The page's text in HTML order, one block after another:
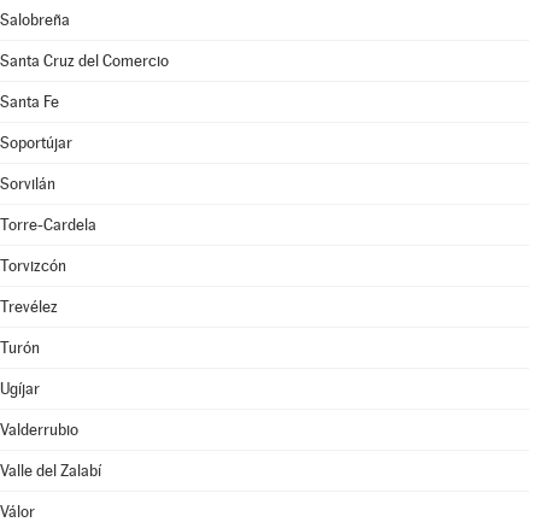
Salobreña
Santa Cruz del Comercio
Santa Fe
Soportújar
Sorvilán
Torre-Cardela
Torvizcón
Trevélez
Turón
Ugíjar
Valderrubio
Valle del Zalabí
Válor